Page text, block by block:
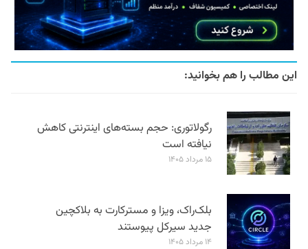
این مطالب را هم بخوانید:
رگولاتوری: حجم بسته‌های اینترنتی کاهش
نیافته است
۱۵ مرداد ۱۴۰۵
بلک‌راک، ویزا و مسترکارت به بلاکچین
جدید سیرکل پیوستند
۱۴ مرداد ۱۴۰۵